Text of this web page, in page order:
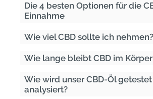
Die 4 besten Optionen für die
Einnahme
Wie viel CBD sollte ich nehmen?
Wie lange bleibt CBD im
Wie wird unser CBD-Öl
analysiert?